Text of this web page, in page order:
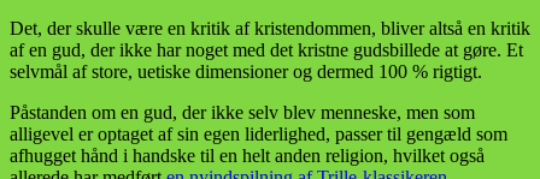
Det, der skulle være en kritik af kristendommen, bliver altså en kritik
af en gud, der ikke har noget med det kristne gudsbillede at gøre. Et
selvmål af store, uetiske dimensioner og dermed 100 % rigtigt.
Påstanden om en gud, der ikke selv blev menneske, men som
alligevel er optaget af sin egen liderlighed, passer til gengæld som
afhugget hånd i handske til en helt anden religion, hvilket også